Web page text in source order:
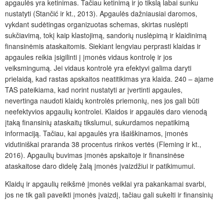
apgaulės yra ketinimas. Tačiau ketinimą ir jo tikslą labai sunku
nustatyti (Stančić ir kt., 2013). Apgaulės dažniausiai daromos,
vykdant sudėtingas organizuotas schemas, skirtas nuslėpti
sukčiavimą, tokį kaip klastojimą, sandorių nuslėpimą ir klaidinimą
finansinėmis ataskaitomis. Siekiant lengviau perprasti klaidas ir
apgaules reikia įsigilinti į įmonės vidaus kontrolę ir jos
veiksmingumą. Jei vidaus kontrolė yra efektyvi galima daryti
prielaidą, kad rastas apskaitos neatitikimas yra klaida. 240 – ajame
TAS pateikiama, kad norint nustatyti ar įvertinti apgaules,
nevertinga naudoti klaidų kontrolės priemonių, nes jos gali būti
neefektyvios apgaulių kontrolei. Klaidos ir apgaulės daro vienodą
įtaką finansinių ataskaitų tikslumui, sukurdamos nepatikimą
informaciją. Tačiau, kai apgaulės yra išaiškinamos, įmonės
vidutiniškai praranda 38 procentus rinkos vertės (Fleming ir kt.,
2016). Apgaulių buvimas įmonės apskaitoje ir finansinėse
ataskaitose daro didelę žalą įmonės įvaizdžiui ir patikimumui.
Klaidų ir apgaulių reikšmė įmonės veiklai yra pakankamai svarbi,
jos ne tik gali paveikti įmonės įvaizdį, tačiau gali sukelti ir finansinių